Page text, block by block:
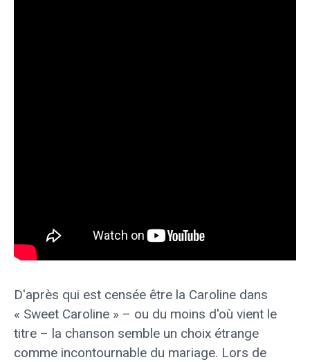
D'après qui est censée être la Caroline dans
« Sweet Caroline » – ou du moins d'où vient le
titre – la chanson semble un choix étrange
comme incontournable du mariage. Lors de